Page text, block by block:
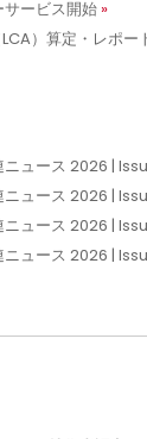
サービス開始
）算定・レポー
ュース 2026 |
ュース 2026 |
ュース 2026 |
ュース 2026 |